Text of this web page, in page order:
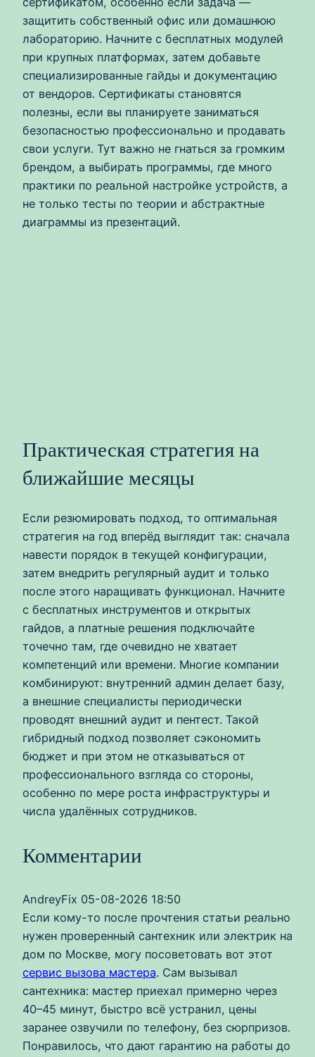
защитить собственный офис или домашнюю
лабораторию. Начните с бесплатных модулей
при крупных платформах, затем добавьте
специализированные гайды и документацию
от вендоров. Сертификаты становятся
полезны, если вы планируете заниматься
безопасностью профессионально и продавать
свои услуги. Тут важно не гнаться за громким
брендом, а выбирать программы, где много
практики по реальной настройке устройств, а
не только тесты по теории и абстрактные
диаграммы из презентаций.
Практическая стратегия на
ближайшие месяцы
Если резюмировать подход, то оптимальная
стратегия на год вперёд выглядит так: сначала
навести порядок в текущей конфигурации,
затем внедрить регулярный аудит и только
после этого наращивать функционал. Начните
с бесплатных инструментов и открытых
гайдов, а платные решения подключайте
точечно там, где очевидно не хватает
компетенций или времени. Многие компании
комбинируют: внутренний админ делает базу,
а внешние специалисты периодически
проводят внешний аудит и пентест. Такой
гибридный подход позволяет сэкономить
бюджет и при этом не отказываться от
профессионального взгляда со стороны,
особенно по мере роста инфраструктуры и
числа удалённых сотрудников.
Комментарии
AndreyFix 05-08-2026 18:50
Если кому-то после прочтения статьи реально
нужен проверенный сантехник или электрик на
дом по Москве, могу посоветовать вот этот
сервис вызова мастера. Сам вызывал
сантехника: мастер приехал примерно через
40–45 минут, быстро всё устранил, цены
заранее озвучили по телефону, без сюрпризов.
Понравилось, что дают гарантию на работы до